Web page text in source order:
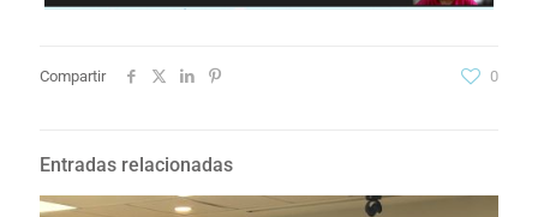
Compartir 0
Entradas relacionadas